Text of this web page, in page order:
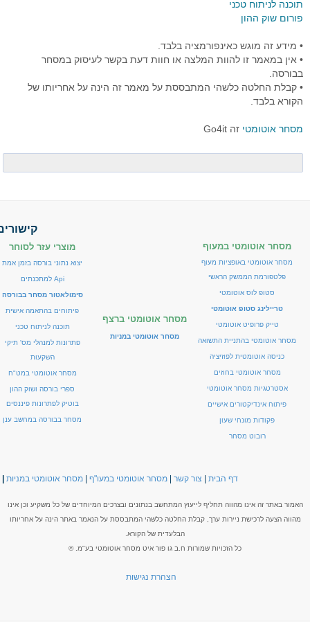
תוכנה לניתוח טכני
פורום שוק ההון
• מידע זה מוגש כאינפורמציה בלבד.
• אין במאמר זו להוות המלצה או חוות דעת בקשר לעיסוק במסחר
בבורסה.
• קבלת החלטה כלשהי המתבססת על מאמר זה הינה על אחריותו של
הקורא בלבד.
מסחר אוטומטי זה Go4it
מסחר אוטומטי במעוף
מסחר אוטומטי באופציות מעוף
פלטפורמת הממשק הראשי
סטופ לוס אוטומטי
טריילינג סטופ אוטומטי
טייק פרופיט אוטומטי
מסחר אוטומטי בהתניית התשואה
כניסה אוטומטית לפוזיציה
מסחר אוטומטי בחוזים
אסטרטגיות מסחר אוטומטי
פיתוח אינדיקטורים אישיים
פקודות מונחי שעון
רובוט מסחר
מסחר אוטומטי ברצף
מסחר אוטומטי במניות
מוצרי עזר לסוחר
יצוא נתוני בורסה בזמן אמת
Api למתכנתים
סימולאטור מסחר בבורסה
פיתוחים בהתאמה אישית
תוכנה לניתוח טכני
פתרונות למנהלי מס' תיקי
השקעות
מסחר אוטומטי במט"ח
ספרי בורסה ושוק ההון
בוטיק לפתרונות פיננסים
מסחר בבורסה במחשב ענן
דף הבית צור קשר מסחר אוטומטי במעו"ף מסחר אוטומטי במניות
האמור באתר זה אינו מהווה תחליף לייעוץ המתחשב בנתונים ובצרכים המיוחדים של כל משקיע וכן אינו
מהווה הצעה לרכישת ניירות ערך, קבלת החלטה כלשהי המתבססת על הנאמר באתר הינה על אחריותו
הבלעדית של הקורא.
כל הזכויות שמורות ח.ב גו פור איט מסחר אוטומטי בע"מ. ©
הצהרת נגישות